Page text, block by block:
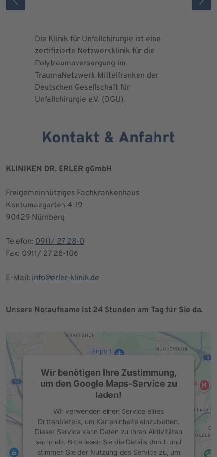
Die Klinik für Unfallchirurgie ist eine
zertifizierte Netzwerkklinik für die
Polytraumaversorgung im
TraumaNetzwerk Mittelfranken der
Deutschen Gesellschaft für
Unfallchirurgie e.V. (DGU).
Kontakt & Anfahrt
KLINIKEN DR. ERLER gGmbH
Freigemeinnütziges Fachkrankenhaus
Kontumazgarten 4-19
90429 Nürnberg
Telefon: 0911/ 27 28-0
Fax: 0911/ 27 28-106
E-Mail: info@erler-klinik.de
Unsere Notaufname ist 24 Stunden am Tag für Sie da.
Wir benötigen Ihre Zustimmung,
um den Google Maps-Service zu
laden!
Wir verwenden einen Service eines
Drittanbieters, um Karteninhalte einzubetten.
Dieser Service kann Daten zu Ihren Aktivitäten
sammeln. Bitte lesen Sie die Details durch und
stimmen Sie der Nutzung des Service zu, um